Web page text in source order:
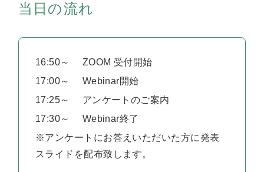
当日の流れ
16:50～ ZOOM 受付開始
17:00～ Webinar開始
17:25～ アンケートのご案内
17:30～ Webinar終了
※アンケートにお答えいただいた方に発表
スライドを配布致します。